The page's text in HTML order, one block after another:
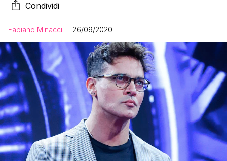
Condividi
Fabiano Minacci 26/09/2020